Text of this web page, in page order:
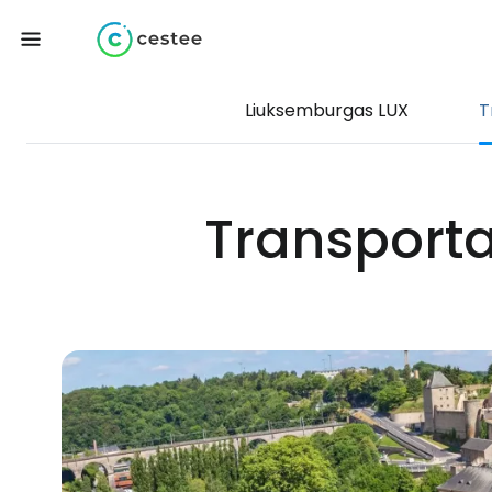
Liuksemburgas LUX